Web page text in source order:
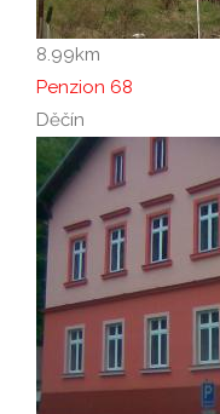
8.99km
Penzion 68
Děčín